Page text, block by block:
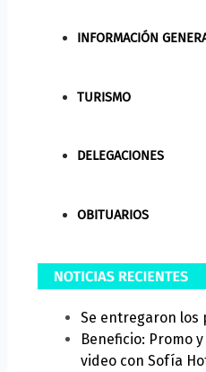
INFORMACIÓN
TURISMO
DELEGACIONES
OBITUARIOS
Se entregaron los
Beneficio: Promo
video con Sofía